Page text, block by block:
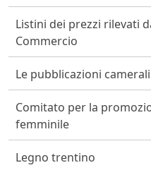
Listini dei prezzi rilevati
Commercio
Le pubblicazioni camerali
Comitato per la
femminile
Legno trentino